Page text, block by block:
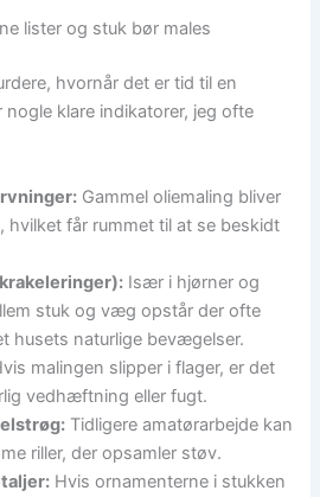
lister og stuk bør males
hvornår det er tid til en
klare indikatorer, jeg ofte
Gammel oliemaling bliver
hvilket får rummet til at se beskidt
Især i hjørner og
stuk og væg opstår der ofte
husets naturlige bevægelser.
malingen slipper i flager, er det
vedhæftning eller fugt.
Tidligere amatørarbejde kan
riller, der opsamler støv.
Hvis ornamenterne i stukken